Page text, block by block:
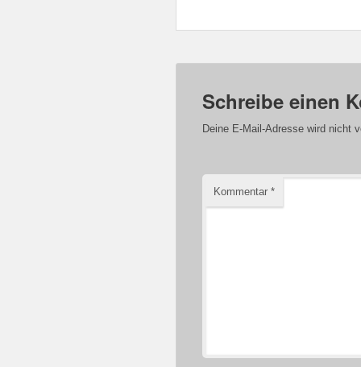
Schreibe einen
Deine E-Mail-Adresse wird nicht
Kommentar *